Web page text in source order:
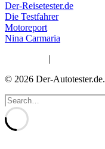
Der-Reisetester.de
Die Testfahrer
Motoreport
Nina Carmaria
|
© 2026 Der-Autotester.de.